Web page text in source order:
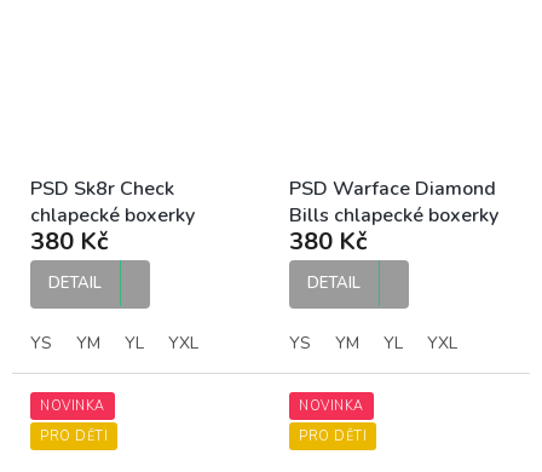
PSD Sk8r Check
chlapecké boxerky
380 Kč
DETAIL
YS YM YL YXL
PSD Warface Diamond
Bills chlapecké boxerky
380 Kč
DETAIL
YS YM YL YXL
NOVINKA
PRO DĚTI
NOVINKA
PRO DĚTI